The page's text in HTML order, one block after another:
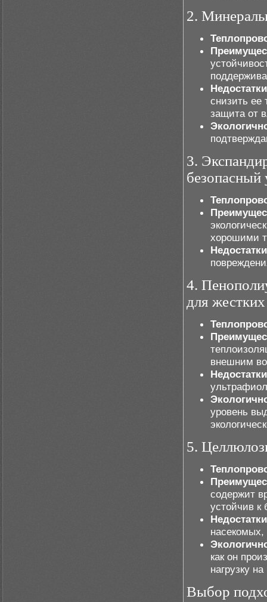
2.
снизить ее
защита от
3.
безопасный
хорошими
4.
для
внешним
уровень
5.
содержит
устойчив к
насекомых,
как он
нагрузку
Выбор